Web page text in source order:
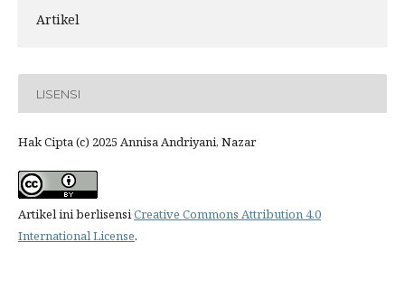
Artikel
LISENSI
Hak Cipta (c) 2025 Annisa Andriyani, Nazar
Artikel ini berlisensiCreative Commons Attribution 4.0
International License.